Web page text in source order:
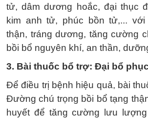
tử, dâm dương hoắc, đại thục
kim anh tử, phúc bồn tử,...
thận, tráng dương, tăng cường
bồi bổ nguyên khí, an thần,
3. Bài thuốc bổ trợ: Đại bổ
Để điều trị bệnh hiệu quả, bài
Đường chú trọng bồi bổ tạng
huyết để tăng cường lưu